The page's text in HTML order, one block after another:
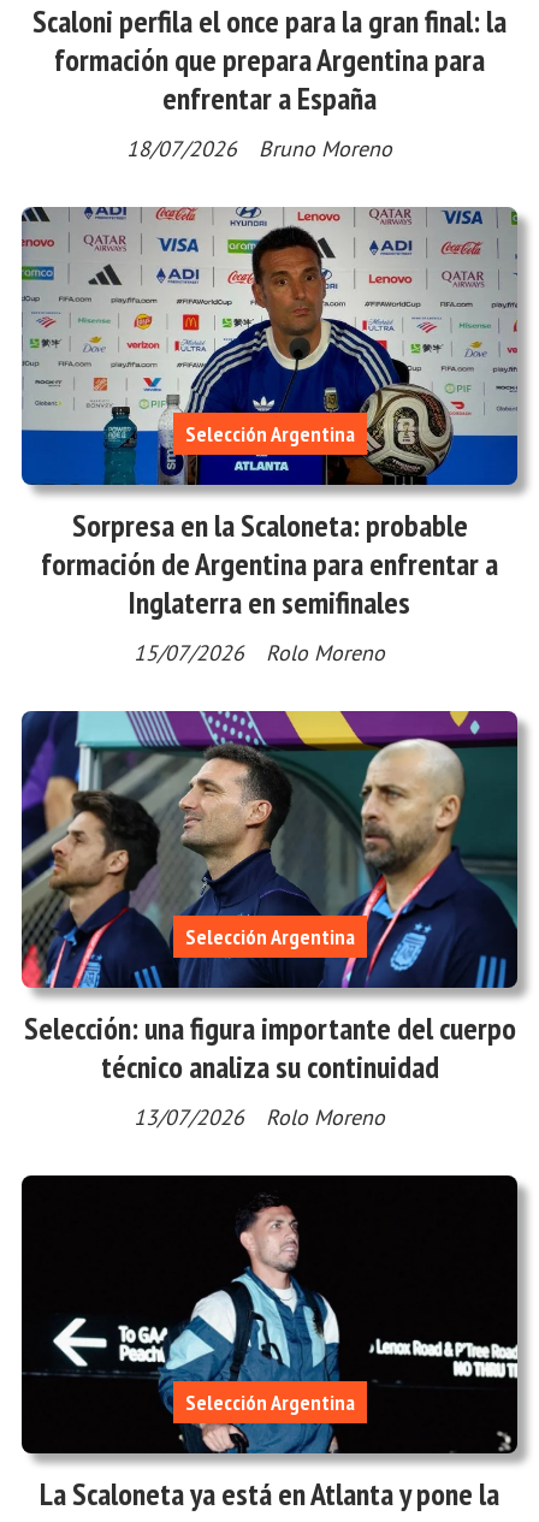
Scaloni perfila el once para la gran final: la
formación que prepara Argentina para
enfrentar a España
Bruno Moreno
18/07/2026
Sorpresa en la Scaloneta: probable
formación de Argentina para enfrentar a
Inglaterra en semifinales
Rolo Moreno
Selección Argentina
15/07/2026
Selección: una figura importante del cuerpo
técnico analiza su continuidad
Rolo Moreno
Selección Argentina
13/07/2026
La Scaloneta ya está en Atlanta y pone la
Selección Argentina